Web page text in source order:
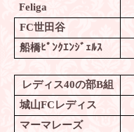
Feliga
FC世田谷
船橋ﾋﾟﾝｸｴﾝｼﾞｪﾙｽ
レディス40の部B組
城山FCレディス
マーマレーズ